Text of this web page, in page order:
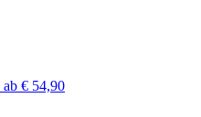
ab € 54,90